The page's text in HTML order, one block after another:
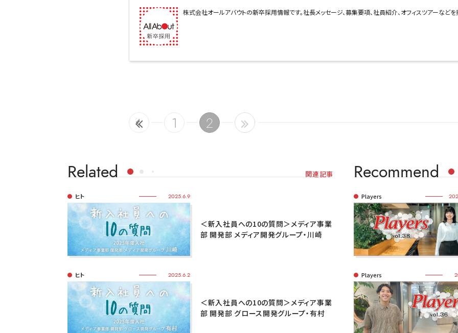
株式会社オールアバウトの新卒採用情報です。社長メッセージ、募集要項、社員紹介、オフィスツアーなどを
1 2
Related 関連記事
ヒト 2025.6.9
＜新入社員への10の質問＞メディア事業
部 開発部 メディア開発グループ・川崎
ヒト 2025.6.2
＜新入社員への10の質問＞メディア事業
部 開発部 グロース開発グループ・有村
Recommend
Players
Players